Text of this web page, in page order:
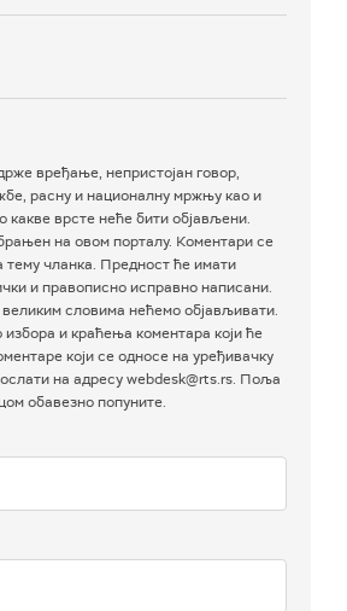
вређање, непристојан говор,
расну и националну мржњу као и
какве врсте неће бити објављени.
на овом порталу. Коментари се
тему чланка. Предност ће имати
и правописно исправно написани.
словима нећемо објављивати.
и краћења коментара који ће
који се односе на уређивачку
на адресу webdesk@rts.rs. Поља
обавезно попуните.